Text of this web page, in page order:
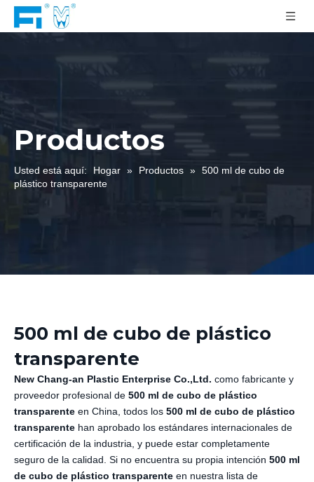
Productos
Usted está aquí: Hogar » Productos » 500 ml de cubo de
plástico transparente
500 ml de cubo de plástico
transparente
New Chang-an Plastic Enterprise Co.,Ltd. como fabricante y
proveedor profesional de 500 ml de cubo de plástico
transparente en China, todos los 500 ml de cubo de plástico
transparente han aprobado los estándares internacionales de
certificación de la industria, y puede estar completamente
seguro de la calidad. Si no encuentra su propia intención 500 ml
de cubo de plástico transparente en nuestra lista de